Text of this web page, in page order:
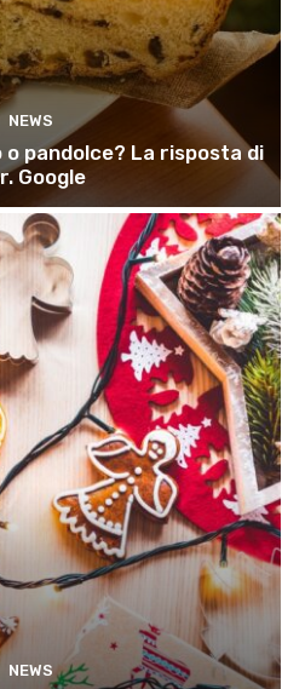
NEWS
pandolce? La risposta di
Google
NEWS